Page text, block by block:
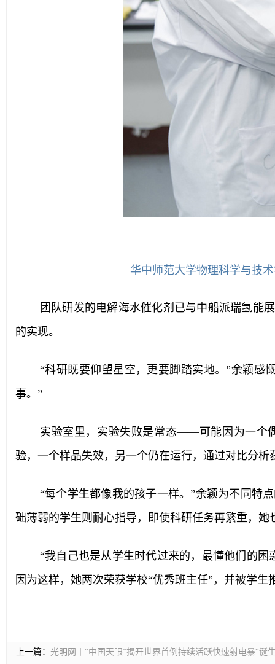
华中师范大学物理科学与技
团队研发的电解海水催化剂已与中船派瑞氢能
的实现。
“科研既要仰望星空，更要脚踏实地。”余颖感
事。”
实验室里，实验失败是常态——可能因为一个
验，一个样品失效，另一个仍在运行，通过对比分析
“每个学生都像我的孩子一样。”余颖为不同特
础薄弱的学生则耐心指导，即使科研任务再繁重，她
“我自己也是从学生时代过来的，最懂他们的
因为这样，她两次荣获学校“优秀班主任”，并被学生
上一篇： 光明网丨“中国天眼”揭开世界首例持续活跃快速射电暴“诞